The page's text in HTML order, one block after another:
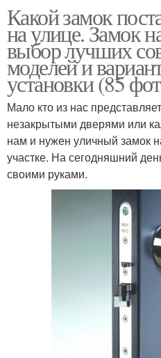
Какой замок
на улице. Замок
выбор лучших
моделей и
установки (85
Мало кто из нас
незакрытыми дверями или
нам и нужен уличный замок
участке. На сегодняшний
своими руками.